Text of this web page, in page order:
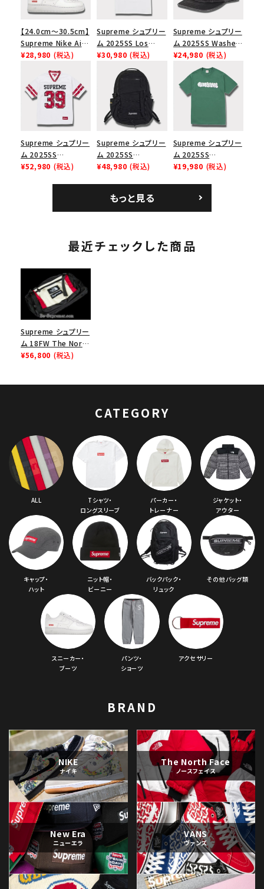
【24.0cm～30.5cm】
Supreme Nike Air
Force 1 Low シュプ
ース１スニーカー シ
ューズ ホワイト
¥28,980 (税込)
Supreme シュプリー
ム 2025SS Los
Angeles Fire Relief
Box Logo Tee ファ
イヤーリリーフボック
スロゴTシャツ ホワ
イト 白
¥30,980 (税込)
Supreme シュプリー
ム 2025SS Washed
Chino Twill Camp
Cap ウォッシュチノツ
イルキャンプキャップ
ブラック 黒
¥24,980 (税込)
Supreme シュプリー
ム 2025SS
Bandana Football
¥52,980 (税込)
Supreme シュプリー
ム 2025SS
Backpack バックパッ
¥48,980 (税込)
Supreme シュプリー
ム 2025SS
Homerun Tee ホー
¥19,980 (税込)
もっと見る
最近チェックした商品
Supreme シュプリー
ム 18FW The North
Face Expedition
¥56,800 (税込)
CATEGORY
ALL
Tシャツ・
ロングスリーブ
パーカー・
トレーナー
ジャケット・
アウター
キャップ・
ハット
ニット帽・
ビーニー
バックパック・
リュック
その他バッグ類
スニーカー・
ブーツ
パンツ・
ショーツ
アクセサリー
BRAND
NIKE
ナイキ
The North Face
ノースフェイス
New Era
ニューエラ
VANS
ヴァンズ